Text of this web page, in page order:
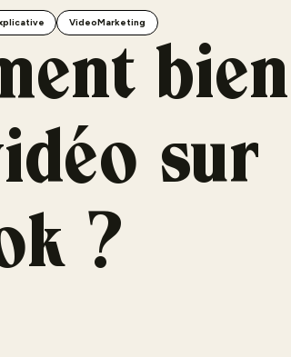
VideoMarketing
bien
sur
?